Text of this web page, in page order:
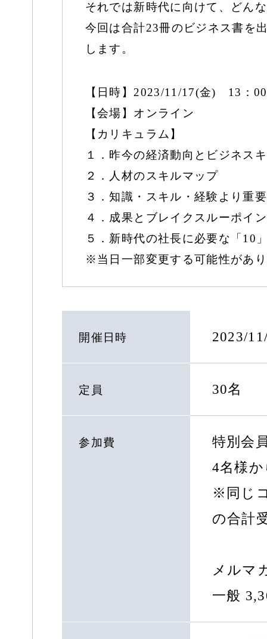
それでは新時代に向けて、どん
今回は合計23冊のビジネス書を
します。
【日時】2023/11/17(金) 13：
【会場】オンライン
【カリキュラム】
１．昨今の経済動向とビジネス
２．人材のスキルマップ
３．知識・スキル・経験より重
４．成果とブレイクスルーポイ
５．新時代の社長に必要な「10
※当日一部変更する可能性があ
開催日時 2023/
定員 30名
参加費
特別会
4名様
※同じ
の合計
メルマ
一般